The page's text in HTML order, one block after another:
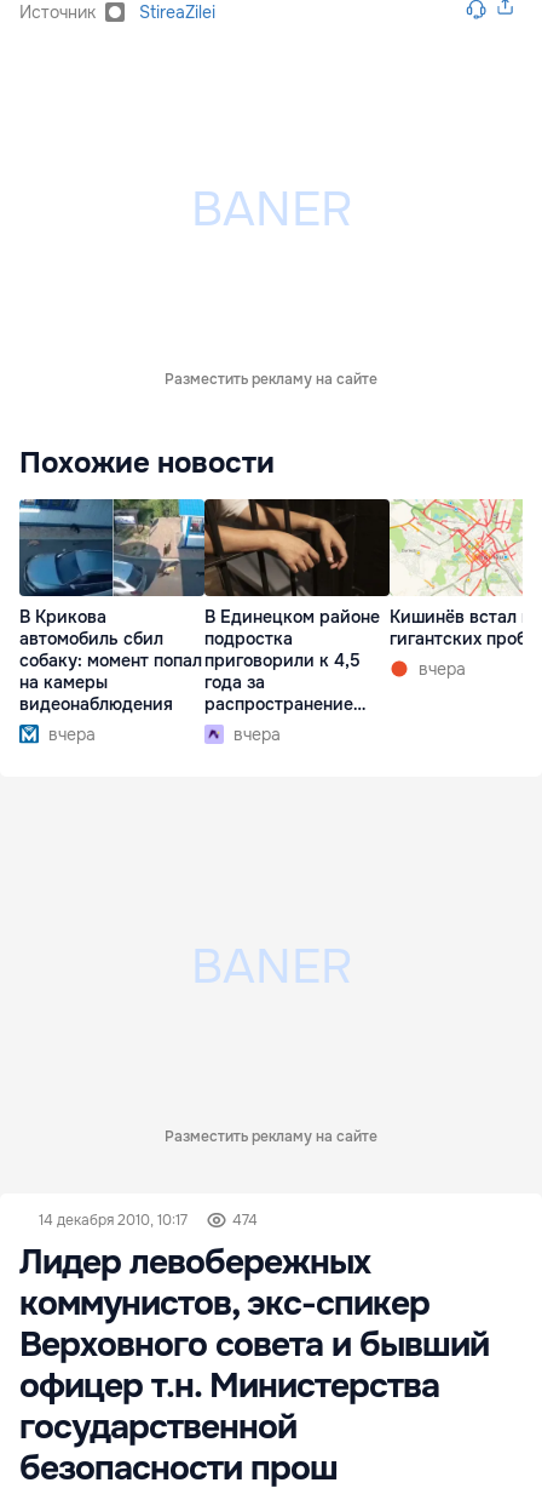
Источник StireaZilei
Разместить рекламу на сайте
Похожие новости
В Крикова
автомобиль сбил
собаку: момент попал
на камеры
видеонаблюдения
вчера
В Единецком районе
подростка
приговорили к 4,5
года за
распространение
наркотиков
вчера
Кишинёв встал в
гигантских
вчера
Разместить рекламу на сайте
14 декабря 2010, 10:17 474
Лидер левобережных
коммунистов, экс-спикер
Верховного совета и бывший
офицер т.н. Министерства
государственной
безопасности прош